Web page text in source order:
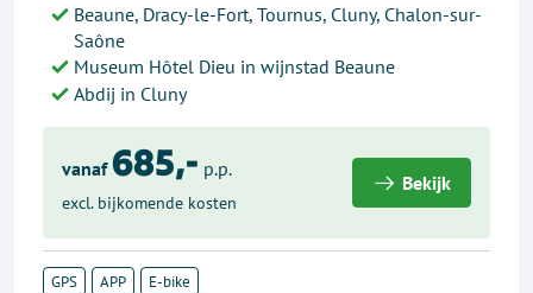
Beaune, Dracy-le-Fort, Tournus, Cluny, Chalon-sur-
Saône
Museum Hôtel Dieu in wijnstad Beaune
Abdij in Cluny
vanaf 685,- p.p.
excl. bijkomende kosten
Bekijk
GPS APP E-bike